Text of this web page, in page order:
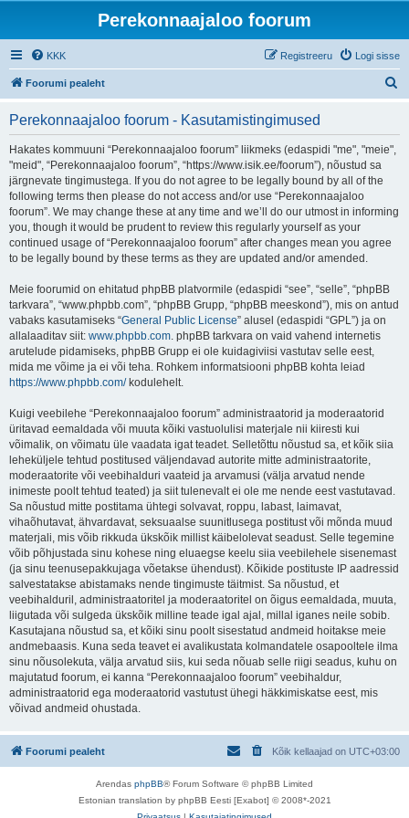
Perekonnaajaloo foorum
KKK Logi sisse
Registreeru
Foorumi pealeht
Perekonnaajaloo foorum - Kasutamistingimused
Hakates kommuuni “Perekonnaajaloo foorum” liikmeks (edaspidi "me", "meie",
"meid", “Perekonnaajaloo foorum”, “https://www.isik.ee/foorum”), nõustud sa
järgnevate tingimustega. If you do not agree to be legally bound by all of the
following terms then please do not access and/or use “Perekonnaajaloo
foorum”. We may change these at any time and we’ll do our utmost in informing
you, though it would be prudent to review this regularly yourself as your
continued usage of “Perekonnaajaloo foorum” after changes mean you agree
to be legally bound by these terms as they are updated and/or amended.
Meie foorumid on ehitatud phpBB platvormile (edaspidi “see”, “selle”, “phpBB
tarkvara”, “www.phpbb.com”, “phpBB Grupp, “phpBB meeskond”), mis on antud
vabaks kasutamiseks “General Public License” alusel (edaspidi “GPL”) ja on
allalaaditav siit: www.phpbb.com. phpBB tarkvara on vaid vahend internetis
arutelude pidamiseks, phpBB Grupp ei ole kuidagiviisi vastutav selle eest,
mida me võime ja ei või teha. Rohkem informatsiooni phpBB kohta leiad
https://www.phpbb.com/kodulehelt.
Kuigi veebilehe “Perekonnaajaloo foorum” administraatorid ja moderaatorid
üritavad eemaldada või muuta kõiki vastuolulisi materjale nii kiiresti kui
võimalik, on võimatu üle vaadata igat teadet. Selletõttu nõustud sa, et kõik siia
leheküljele tehtud postitused väljendavad autorite mitte administraatorite,
moderaatorite või veebihalduri vaateid ja arvamusi (välja arvatud nende
inimeste poolt tehtud teated) ja siit tulenevalt ei ole me nende eest vastutavad.
Sa nõustud mitte postitama ühtegi solvavat, roppu, labast, laimavat,
vihaõhutavat, ähvardavat, seksuaalse suunitlusega postitust või mõnda muud
materjali, mis võib rikkuda ükskõik millist käibelolevat seadust. Selle tegemine
võib põhjustada sinu kohese ning eluaegse keelu siia veebilehele sisenemast
(ja sinu teenusepakkujaga võetakse ühendust). Kõikide postituste IP aadressid
salvestatakse abistamaks nende tingimuste täitmist. Sa nõustud, et
veebihalduril, administraatoritel ja moderaatoritel on õigus eemaldada, muuta,
liigutada või sulgeda ükskõik milline teade igal ajal, millal iganes neile sobib.
Kasutajana nõustud sa, et kõiki sinu poolt sisestatud andmeid hoitakse meie
andmebaasis. Kuna seda teavet ei avalikustata kolmandatele osapooltele ilma
sinu nõusolekuta, välja arvatud siis, kui seda nõuab selle riigi seadus, kuhu on
majutatud foorum, ei kanna “Perekonnaajaloo foorum” veebihaldur,
administraatorid ega moderaatorid vastutust ühegi häkkimiskatse eest, mis
võivad andmeid ohustada.
Foorumi pealeht Kõik kellaajad on UTC+03:00
Arendas phpBB® Forum Software © phpBB Limited
Estonian translation by phpBB Eesti [Exabot] © 2008*-2021